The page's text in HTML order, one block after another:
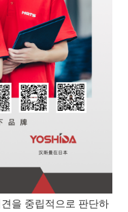
을 중립적으로 판단하